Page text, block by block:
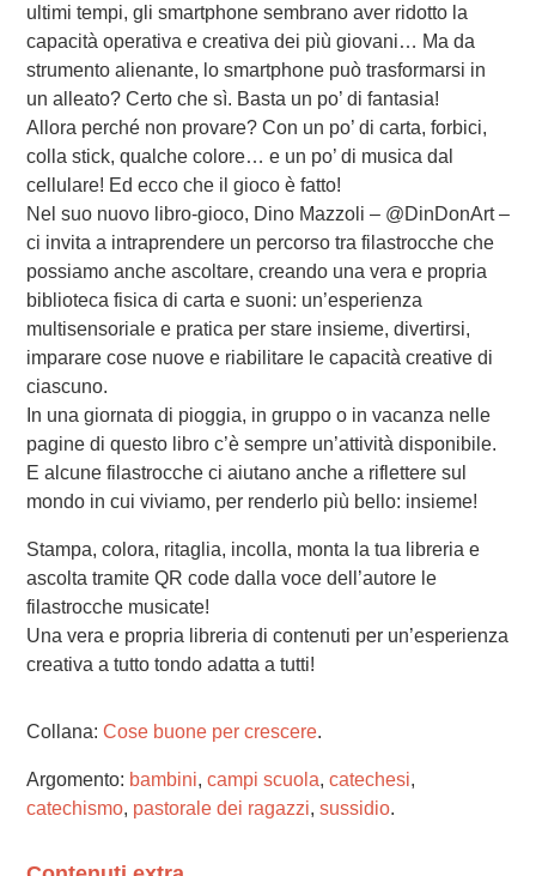
ultimi tempi, gli smartphone sembrano aver ridotto la
capacità operativa e creativa dei più giovani… Ma da
strumento alienante, lo smartphone può trasformarsi in
un alleato? Certo che sì. Basta un po’ di fantasia!
Allora perché non provare? Con un po’ di carta, forbici,
colla stick, qualche colore… e un po’ di musica dal
cellulare! Ed ecco che il gioco è fatto!
Nel suo nuovo libro-gioco, Dino Mazzoli – @DinDonArt –
ci invita a intraprendere un percorso tra filastrocche che
possiamo anche ascoltare, creando una vera e propria
biblioteca fisica di carta e suoni: un’esperienza
multisensoriale e pratica per stare insieme, divertirsi,
imparare cose nuove e riabilitare le capacità creative di
ciascuno.
In una giornata di pioggia, in gruppo o in vacanza nelle
pagine di questo libro c’è sempre un’attività disponibile.
E alcune filastrocche ci aiutano anche a riflettere sul
mondo in cui viviamo, per renderlo più bello: insieme!
Stampa, colora, ritaglia, incolla, monta la tua libreria e
ascolta tramite QR code dalla voce dell’autore le
filastrocche musicate!
Una vera e propria libreria di contenuti per un’esperienza
creativa a tutto tondo adatta a tutti!
Collana: Cose buone per crescere.
Argomento: bambini, campi scuola, catechesi,
catechismo, pastorale dei ragazzi, sussidio.